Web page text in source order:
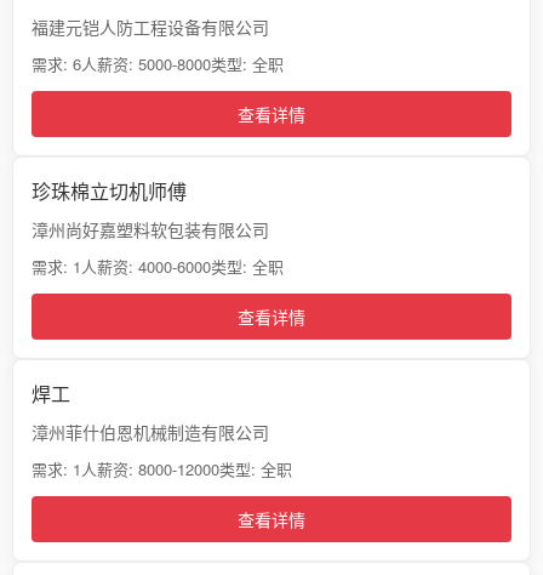
福建元铠人防工程设备有限公司
需求: 6人薪资: 5000-8000类型: 全职
查看详情
珍珠棉立切机师傅
漳州尚好嘉塑料软包装有限公司
需求: 1人薪资: 4000-6000类型: 全职
查看详情
焊工
漳州菲什伯恩机械制造有限公司
需求: 1人薪资: 8000-12000类型: 全职
查看详情